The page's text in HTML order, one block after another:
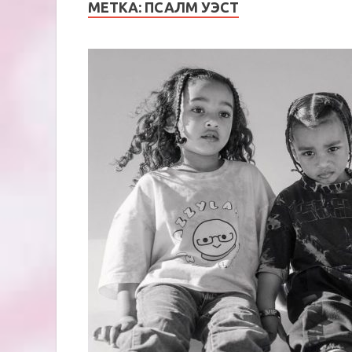
МЕТКА: ПСАЛМ УЭСТ